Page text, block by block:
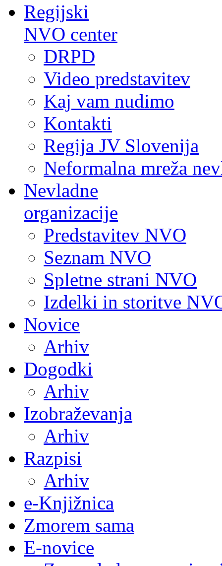
Regijski
NVO center
DRPD
Video predstavitev
Kaj vam nudimo
Kontakti
Regija JV Slovenija
Neformalna mreža
Nevladne
organizacije
Predstavitev NVO
Seznam NVO
Spletne strani NVO
Izdelki in storitve
Novice
Arhiv
Dogodki
Arhiv
Izobraževanja
Arhiv
Razpisi
Arhiv
e-Knjižnica
Zmorem sama
E-novice